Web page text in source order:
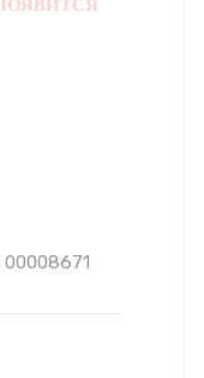
00008671